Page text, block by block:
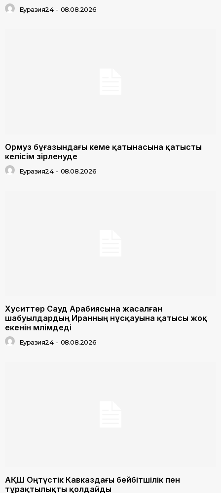
Еуразия24 - 08.08.2026
Ормуз бұғазындағы кеме қатынасына қатысты
келісім әзірленуде
Еуразия24 - 08.08.2026
Хуситтер Сауд Арабиясына жасалған
шабуылдардың Иранның нұсқауына қатысы жоқ
екенін мәлімдеді
Еуразия24 - 08.08.2026
АҚШ Оңтүстік Кавказдағы бейбітшілік пен
тұрақтылықты қолдайды